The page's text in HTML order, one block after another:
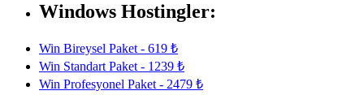
Windows Hostingler:
Win Bireysel Paket - 619 ₺
Win Standart Paket - 1239 ₺
Win Profesyonel Paket - 2479 ₺